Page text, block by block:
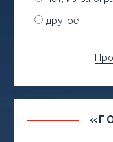
другое